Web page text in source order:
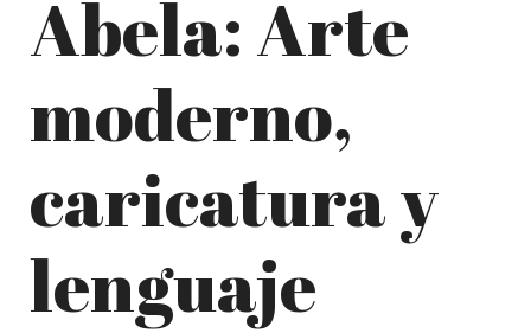
Abela: Arte
moderno,
caricatura y
lenguaje